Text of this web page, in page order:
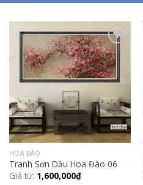
Add to
Wishlist
HOA ĐÀO
Tranh Sơn Dầu Hoa Đào 06
Giá từ: 1,600,000₫